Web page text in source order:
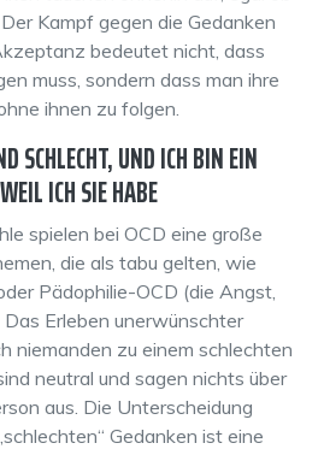
Kampf gegen die Gedanken
bedeutet nicht, dass
muss, sondern dass man ihre
ihnen zu folgen.
SCHLECHT, UND ICH BIN EIN
ICH SIE HABE
spielen bei OCD eine große
die als tabu gelten, wie
Pädophilie-OCD (die Angst,
Erleben unerwünschter
niemanden zu einem schlechten
neutral und sagen nichts über
aus. Die Unterscheidung
Gedanken ist eine